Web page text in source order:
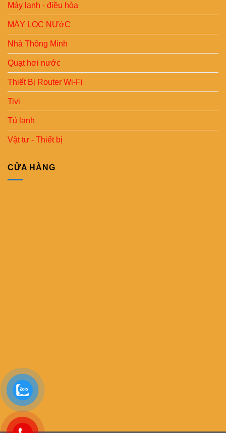
Máy lạnh - điều hòa
MÁY LỌC NƯớC
Nhà Thông Minh
Quạt hơi nước
Thiết Bị Router Wi-Fi
Tivi
Tủ lạnh
Vật tư - Thiết bị
CỬA HÀNG